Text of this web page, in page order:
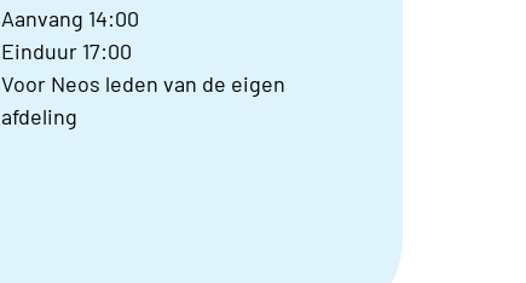
Aanvang 14:00
Einduur 17:00
Voor Neos leden van de eigen
afdeling